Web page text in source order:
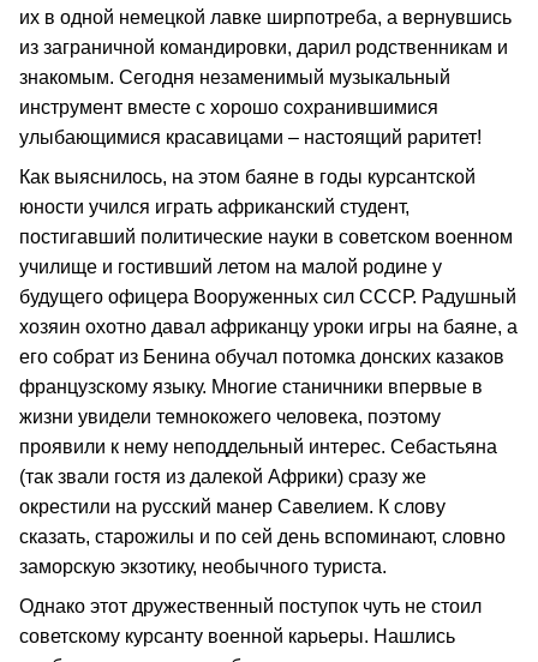
их в одной немецкой лавке ширпотреба, а вернувшись
из заграничной командировки, дарил родственникам и
знакомым. Сегодня незаменимый музыкальный
инструмент вместе с хорошо сохранившимися
улыбающимися красавицами – настоящий раритет!
Как выяснилось, на этом баяне в годы курсантской
юности учился играть африканский студент,
постигавший политические науки в советском военном
училище и гостивший летом на малой родине у
будущего офицера Вооруженных сил СССР. Радушный
хозяин охотно давал африканцу уроки игры на баяне, а
его собрат из Бенина обучал потомка донских казаков
французскому языку. Многие станичники впервые в
жизни увидели темнокожего человека, поэтому
проявили к нему неподдельный интерес. Себастьяна
(так звали гостя из далекой Африки) сразу же
окрестили на русский манер Савелием. К слову
сказать, старожилы и по сей день вспоминают, словно
заморскую экзотику, необычного туриста.
Однако этот дружественный поступок чуть не стоил
советскому курсанту военной карьеры. Нашлись